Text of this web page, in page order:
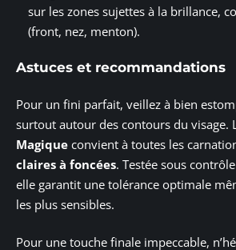
sur les zones sujettes à la brillance,
(front, nez, menton).
Astuces et recommandations
Pour un fini parfait, veillez à bien
surtout autour des contours du visage.
Magique convient à toutes les
claires à foncées. Testée sous
elle garantit une tolérance optimale
les plus sensibles.
Pour une touche finale impeccable,